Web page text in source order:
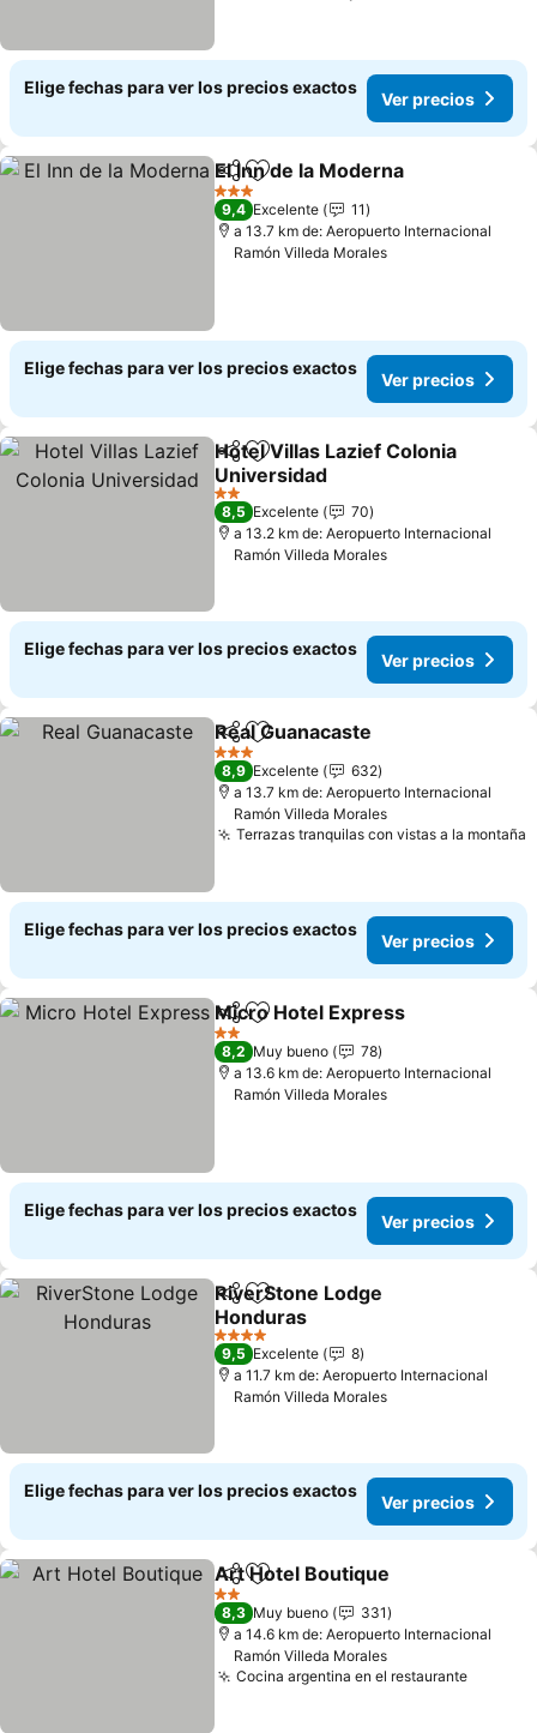
Elige fechas para ver los precios exactos
Ver precios
CompartirAgregar a favoritos
El Inn de la Moderna
3 Estrellas
9,4 Excelente
11
a 13.7 km de: Aeropuerto Internacional
Ramón Villeda Morales
Elige fechas para ver los precios exactos
Ver precios
CompartirAgregar a favoritos
Hotel Villas Lazief Colonia
Universidad
2 Estrellas
8,5 Excelente
70
a 13.2 km de: Aeropuerto Internacional
Ramón Villeda Morales
Elige fechas para ver los precios exactos
Ver precios
CompartirAgregar a favoritos
Real Guanacaste
3 Estrellas
8,9 Excelente
632
a 13.7 km de: Aeropuerto Internacional
Ramón Villeda Morales
Terrazas tranquilas con vistas a la montaña
Elige fechas para ver los precios exactos
Ver precios
CompartirAgregar a favoritos
Micro Hotel Express
2 Estrellas
8,2 Muy bueno
78
a 13.6 km de: Aeropuerto Internacional
Ramón Villeda Morales
Elige fechas para ver los precios exactos
Ver precios
CompartirAgregar a favoritos
RiverStone Lodge
Honduras
4 Estrellas
9,5 Excelente
8
a 11.7 km de: Aeropuerto Internacional
Ramón Villeda Morales
Elige fechas para ver los precios exactos
Ver precios
CompartirAgregar a favoritos
Art Hotel Boutique
2 Estrellas
8,3 Muy bueno
331
a 14.6 km de: Aeropuerto Internacional
Ramón Villeda Morales
Cocina argentina en el restaurante